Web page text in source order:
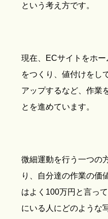
という考え方です。
現在、ECサイトをホ
をつくり、値付けをし
アップするなど、作業
とを進めています。
微細運動を行う一つの
り、自分達の作業の価
はよく100万円と言っ
にいる人にどのような